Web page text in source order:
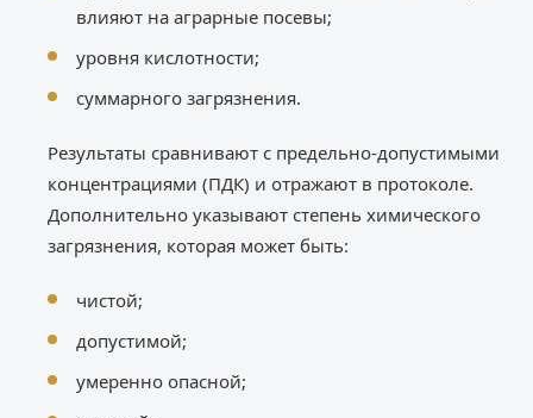
влияют на аграрные посевы;
уровня кислотности;
суммарного загрязнения.
Результаты сравнивают с предельно-допустимыми
концентрациями (ПДК) и отражают в протоколе.
Дополнительно указывают степень химического
загрязнения, которая может быть:
чистой;
допустимой;
умеренно опасной;